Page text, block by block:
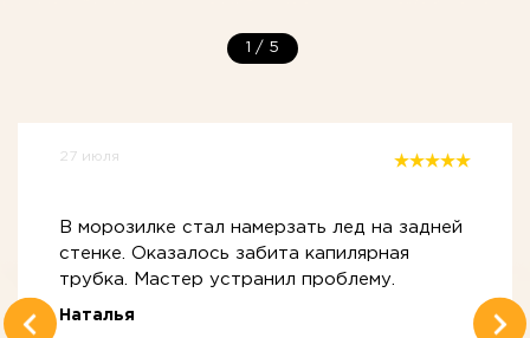
1 / 5
27 июля
В морозилке стал намерзать лед на задней
стенке. Оказалось забита капилярная
трубка. Мастер устранил проблему.
Наталья